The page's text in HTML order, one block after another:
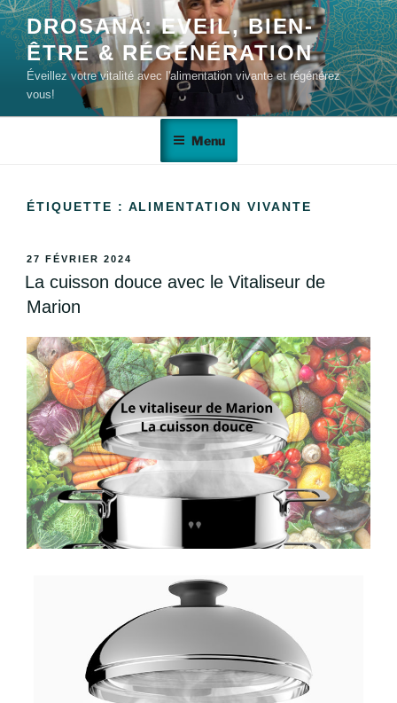
DROSANA: EVEIL, BIEN-
ÊTRE & RÉGÉNÉRATION
Éveillez votre vitalité avec l'alimentation vivante et régénérez
vous!
Menu
ÉTIQUETTE : ALIMENTATION VIVANTE
27 FÉVRIER 2024
La cuisson douce avec le Vitaliseur de
Marion